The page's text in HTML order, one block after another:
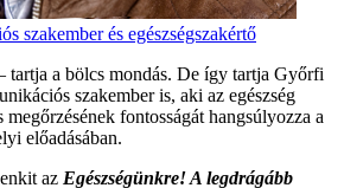
szakember és egészségszakértő
tartja a bölcs mondás. De így tartja Győrfi
szakember is, aki az egészség
megőrzésének fontosságát hangsúlyozza a
előadásában.
az Egészségünkre! A legdrágább